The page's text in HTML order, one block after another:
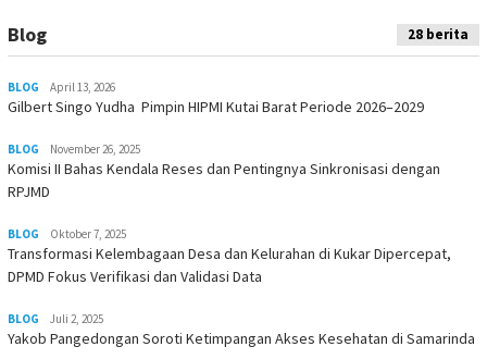
Blog 28 berita
BLOG April 13, 2026
Gilbert Singo Yudha Pimpin HIPMI Kutai Barat Periode 2026–2029
BLOG November 26, 2025
Komisi II Bahas Kendala Reses dan Pentingnya Sinkronisasi dengan
RPJMD
BLOG Oktober 7, 2025
Transformasi Kelembagaan Desa dan Kelurahan di Kukar Dipercepat,
DPMD Fokus Verifikasi dan Validasi Data
BLOG Juli 2, 2025
Yakob Pangedongan Soroti Ketimpangan Akses Kesehatan di Samarinda